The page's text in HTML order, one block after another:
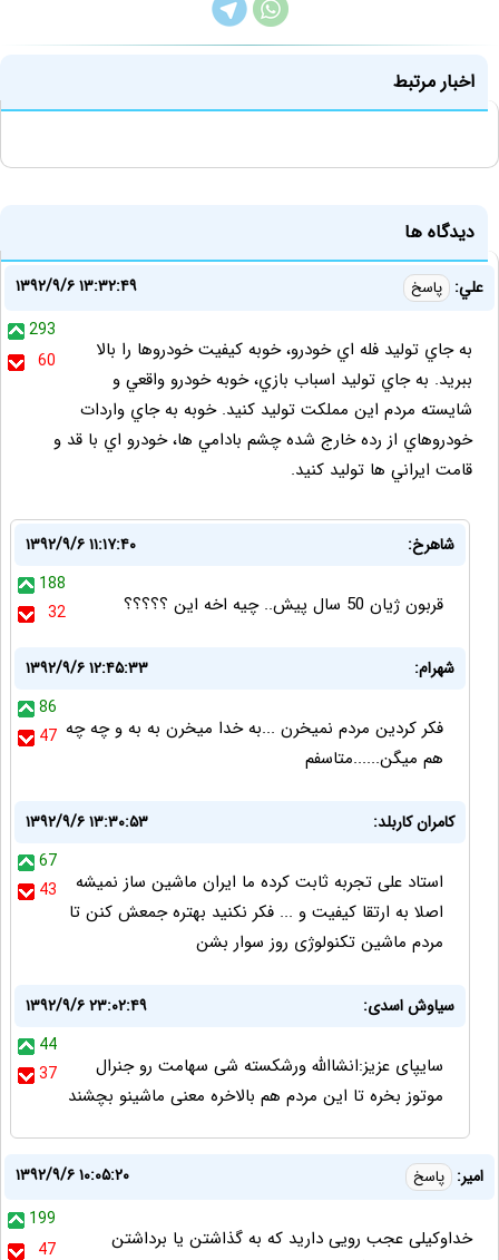
اخبار مرتبط
دیدگاه ها
علي: پاسخ
۱۳۹۲/۹/۶ ۱۳:۳۲:۴۹
293
60
به جاي توليد فله اي خودرو، خوبه كيفيت خودروها را بالا
ببريد. به جاي توليد اسباب بازي، خوبه خودرو واقعي و
شايسته مردم اين مملكت توليد كنيد. خوبه به جاي واردات
خودروهاي از رده خارج شده چشم بادامي ها، خودرو اي با قد و
قامت ايراني ها توليد كنيد.
شاهرخ:
۱۳۹۲/۹/۶ ۱۱:۱۷:۴۰
188
32
قربون ژیان 50 سال پیش.. چیه اخه این ؟؟؟؟؟
شهرام:
۱۳۹۲/۹/۶ ۱۲:۴۵:۳۳
86
47 فکر کردین مردم نمیخرن ...به خدا میخرن به به و چه چه
هم میگن......متاسفم
کامران کاربلد:
۱۳۹۲/۹/۶ ۱۳:۳۰:۵۳
67
43
استاد علی تجربه ثابت کرده ما ایران ماشین ساز نمیشه
اصلا به ارتقا کیفیت و ... فکر نکنید بهتره جمعش کنن تا
مردم ماشین تکنولوژی روز سوار بشن
سیاوش اسدی:
۱۳۹۲/۹/۶ ۲۳:۰۲:۴۹
44
37
سایپای عزیز:انشاالله ورشکسته شی سهامت رو جنرال
موتوز بخره تا این مردم هم بالاخره معنی ماشینو بچشند
امیر: پاسخ
۱۳۹۲/۹/۶ ۱۰:۰۵:۲۰
199
47
خداوکیلی عجب رویی دارید که به گذاشتن یا برداشتن